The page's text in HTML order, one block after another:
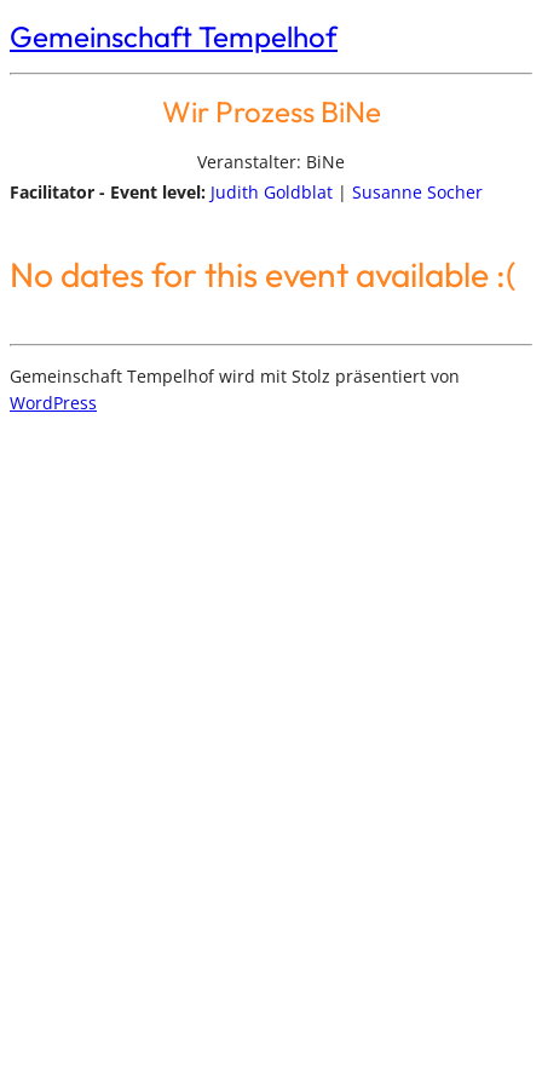
Gemeinschaft Tempelhof
Wir Prozess BiNe
Veranstalter: BiNe
Facilitator - Event level: Judith Goldblat | Susanne Socher
No dates for this event available :(
Gemeinschaft Tempelhof wird mit Stolz präsentiert von
WordPress